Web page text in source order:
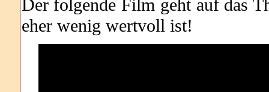
Der folgende Film geht auf das
eher wenig wertvoll ist!